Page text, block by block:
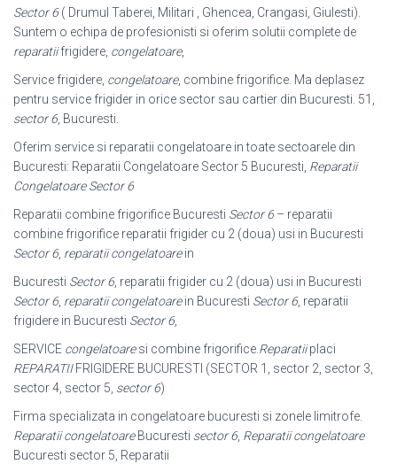
Sector 6( Drumul Taberei, Militari , Ghencea, Crangasi, Giulesti).
Suntem o echipa de profesionisti si oferim solutii complete de
reparatiifrigidere, congelatoare,
Service frigidere, congelatoare, combine frigorifice. Ma deplasez
pentru service frigider in orice sector sau cartier din Bucuresti. 51,
sector 6, Bucuresti.
Oferim service si reparatii congelatoare in toate sectoarele din
Bucuresti: Reparatii Congelatoare Sector 5 Bucuresti, Reparatii
Congelatoare Sector 6
Reparatii combine frigorifice Bucuresti Sector 6– reparatii
combine frigorifice reparatii frigider cu 2 (doua) usi in Bucuresti
Sector 6, reparatii congelatoarein
Bucuresti Sector 6, reparatii frigider cu 2 (doua) usi in Bucuresti
Sector 6, reparatii congelatoarein Bucuresti Sector 6, reparatii
frigidere in Bucuresti Sector 6,
SERVICE congelatoaresi combine frigorifice. Reparatiiplaci
REPARATIIFRIGIDERE BUCURESTI (SECTOR 1, sector 2, sector 3,
sector 4, sector 5, sector 6)
Firma specializata in congelatoare bucuresti si zonele limitrofe.
Reparatii congelatoareBucuresti sector 6, Reparatii congelatoare
Bucuresti sector 5, Reparatii